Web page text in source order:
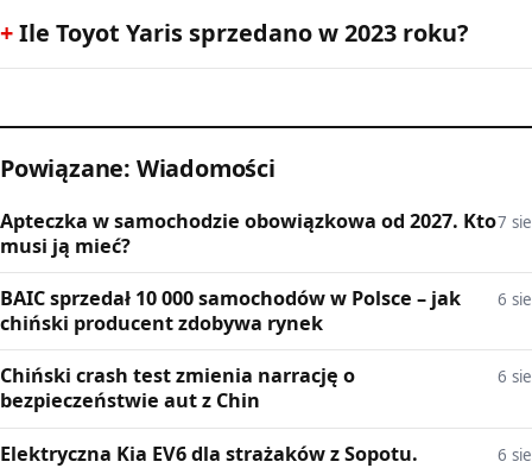
Ile Toyot Yaris sprzedano w 2023 roku?
Powiązane: Wiadomości
Apteczka w samochodzie obowiązkowa od 2027. Kto
musi ją mieć?
7 sie
BAIC sprzedał 10 000 samochodów w Polsce – jak
chiński producent zdobywa rynek
6 sie
Chiński crash test zmienia narrację o
bezpieczeństwie aut z Chin
6 sie
Elektryczna Kia EV6 dla strażaków z Sopotu.
6 sie